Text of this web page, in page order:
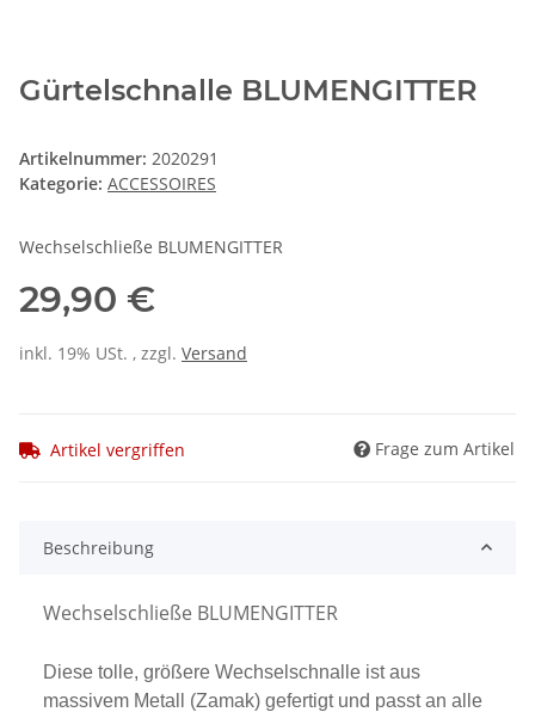
Gürtelschnalle BLUMENGITTER
Artikelnummer: 2020291
Kategorie: ACCESSOIRES
Wechselschließe BLUMENGITTER
29,90 €
inkl. 19% USt. , zzgl. Versand
Artikel vergriffen Frage zum Artikel
Beschreibung
Wechselschließe BLUMENGITTER
Diese tolle, größere Wechselschnalle ist aus
massivem Metall (Zamak) gefertigt und passt an alle